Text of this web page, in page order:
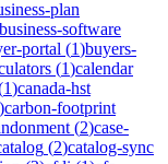
plan
business-software
portal (1)buyers-
(1)calendar
1)canada-hst
)carbon-footprint
(2)case-
(2)catalog-sync